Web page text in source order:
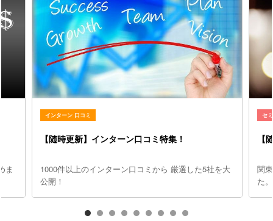
ま
インターン 口コミ
【随時更新】インターン口コミ特集！
1000件以上のインターン口コミから 厳選した5社を大
公開！
セ
【
関
た。